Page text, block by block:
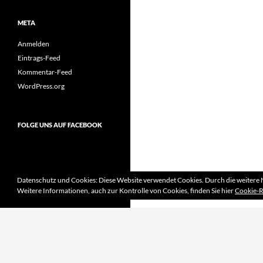
META
Anmelden
Eintrags-Feed
Kommentar-Feed
WordPress.org
FOLGE UNS AUF FACEBOOK
Datenschutz und Cookies: Diese Website verwendet Cookies. Durch die
Weitere Informationen, auch zur Kontrolle von Cookies, finden Sie hierCookie-